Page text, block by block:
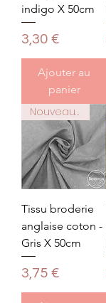
indigo X 50cm
Prix
3,30 €
Ajouter au
panier
Nouveauté
Tissu broderie
anglaise coton -
Gris X 50cm
Prix
3,75 €